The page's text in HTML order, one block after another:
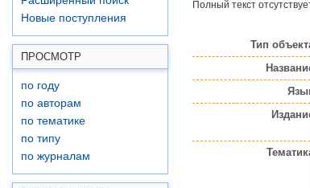
Новые поступления
ПРОСМОТР
по году
по авторам
по тематике
по типу
по журналам
Полный текст
Тип